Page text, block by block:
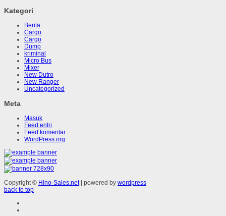
Kategori
Berita
Cargo
Cargo
Dump
kriminal
Micro Bus
Mixer
New Dutro
New Ranger
Uncategorized
Meta
Masuk
Feed entri
Feed komentar
WordPress.org
Copyright © Hino-Sales.net| powered by wordpress
back to top